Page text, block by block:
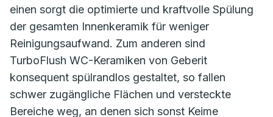
einen sorgt die optimierte und kraftvolle Spülung
der gesamten Innenkeramik für weniger
Reinigungsaufwand. Zum anderen sind
TurboFlush WC-Keramiken von Geberit
konsequent spülrandlos gestaltet, so fallen
schwer zugängliche Flächen und versteckte
Bereiche weg, an denen sich sonst Keime